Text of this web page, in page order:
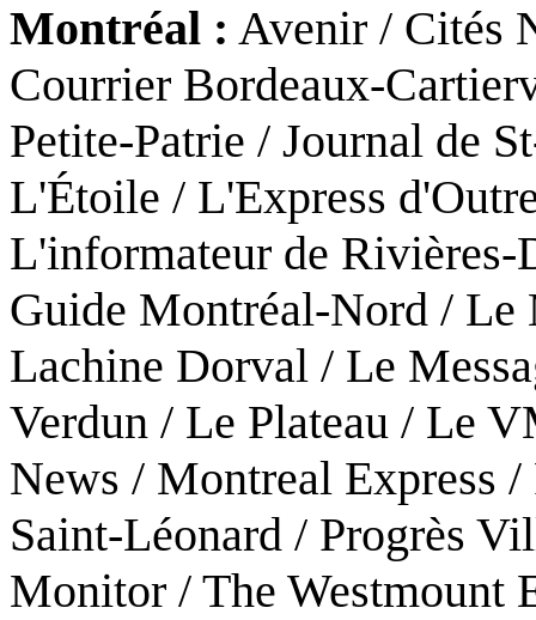
Montréal : Avenir / Cités
Courrier Bordeaux-
Petite-Patrie / Journal de
L'Étoile / L'Express
L'informateur de Rivières-
Guide Montréal-Nord / Le
Lachine Dorval / Le
Verdun / Le Plateau / Le
News / Montreal Express
Saint-Léonard / Progrès
Monitor / The Westmount